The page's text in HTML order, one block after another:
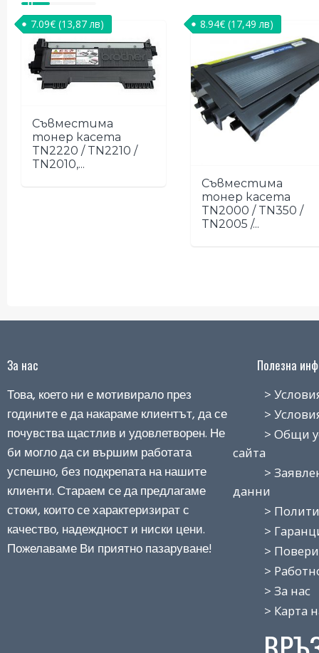
Съвместима
тонер касета
TN2220 / TN2210 /
TN2010,...
7.09€ (13,87 лв)
Съвместима
тонер касета
TN2000 / TN350 /
TN2005 /...
8.94€ (17,49 лв)
За нас
Това, което ни е мотивирало през
годините е да накараме клиентът, да се
почувства щастлив и удовлетворен. Не
би могло да си вършим работата
успешно, без подкрепата на нашите
клиенти. Стараем се да предлагаме
стоки, които се характеризират с
качество, надеждност и ниски цени.
Пожелаваме Ви приятно пазаруване!
Полезна
> Условия
> Условия
> Общи
сайта
>
данни
>
>
>
> Работно
> За нас
> Карта на